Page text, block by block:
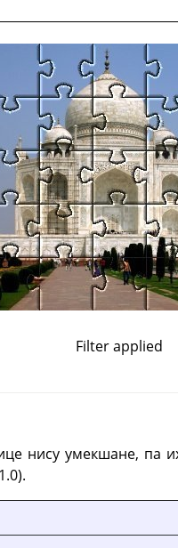
Filter applied
нису умекшане, па